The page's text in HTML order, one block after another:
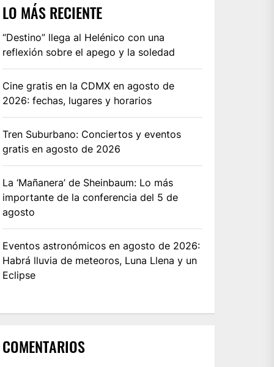
LO MÁS RECIENTE
“Destino” llega al Helénico con una
reflexión sobre el apego y la soledad
Cine gratis en la CDMX en agosto de
2026: fechas, lugares y horarios
Tren Suburbano: Conciertos y eventos
gratis en agosto de 2026
La ‘Mañanera’ de Sheinbaum: Lo más
importante de la conferencia del 5 de
agosto
Eventos astronómicos en agosto de 2026:
Habrá lluvia de meteoros, Luna Llena y un
Eclipse
COMENTARIOS